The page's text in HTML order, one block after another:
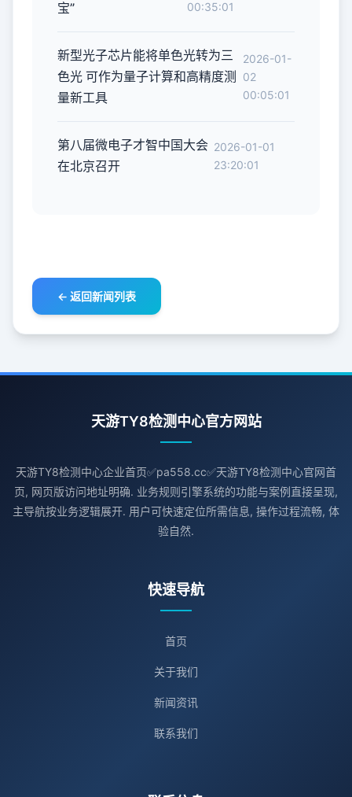
宝”
00:35:01
新型光子芯片能将单色光转为三
色光 可作为量子计算和高精度测
量新工具
2026-01-
02
00:05:01
第八届微电子才智中国大会
在北京召开
2026-01-01
23:20:01
← 返回新闻列表
天游TY8检测中心官方网站
天游TY8检测中心企业首页✅pa558.cc✅天游TY8检测中心官网首
页, 网页版访问地址明确. 业务规则引擎系统的功能与案例直接呈现,
主导航按业务逻辑展开. 用户可快速定位所需信息, 操作过程流畅, 体
验自然.
快速导航
首页
关于我们
新闻资讯
联系我们